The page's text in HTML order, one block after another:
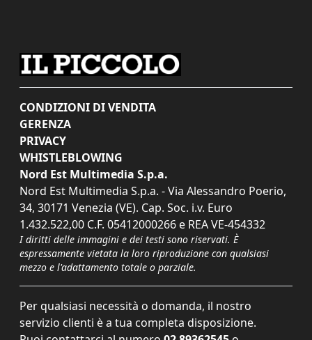
CONDIZIONI DI VENDITA
GERENZA
PRIVACY
WHISTLEBLOWING
Nord Est Multimedia S.p.a.
Nord Est Multimedia S.p.a. - Via Alessandro Poerio,
34, 30171 Venezia (VE). Cap. Soc. i.v. Euro
1.432.522,00 C.F. 05412000266 e REA VE-454332
I diritti delle immagini e dei testi sono riservati. È
espressamente vietata la loro riproduzione con qualsiasi
mezzo e l'adattamento totale o parziale.
Per qualsiasi necessità o domanda, il nostro
servizio clienti è a tua completa disposizione.